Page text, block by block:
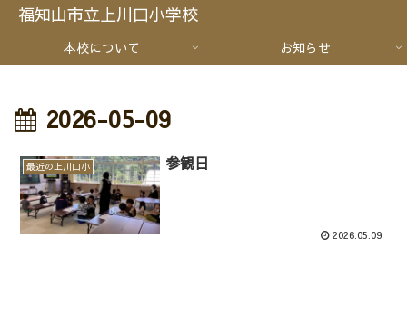
福知山市立上川口小学校
本校について お知らせ
2026-05-09
最近の上川口小 参観日
2026.05.09